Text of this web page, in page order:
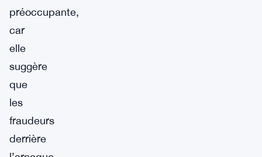
préoccupante,
car
elle
suggère
que
les
fraudeurs
derrière